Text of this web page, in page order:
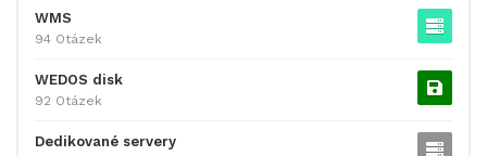
WMS
94 Otázek
WEDOS disk
92 Otázek
Dedikované servery